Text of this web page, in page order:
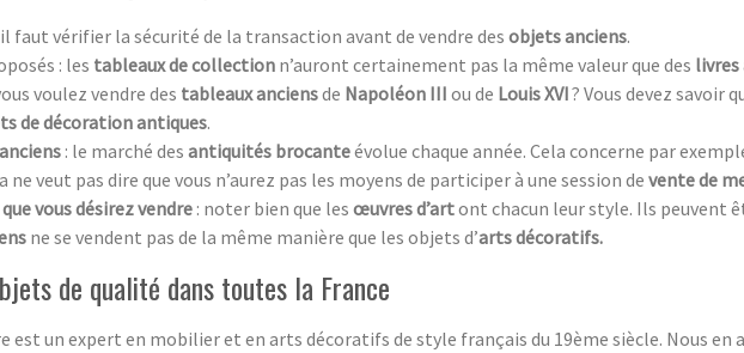
il faut vérifier la sécurité de la transaction avant de vendre des objets anciens.
: les tableaux de collection n’auront certainement pas la même valeur que des livres
voulez vendre des tableaux anciensde Napoléon III ou de Louis XVI? Vous devez savoir
de décoration antiques.
: le marché des antiquités brocanteévolue chaque année. Cela concerne par
veut pas dire que vous n’aurez pas les moyens de participer à une session de vente de
vous désirez vendre : noter bien que les œuvres d’artont chacun leur style. Ils peuvent
ne se vendent pas de la même manière que les objets d’arts décoratifs.
de qualité dans toutes la France
est un expert en mobilier et en arts décoratifs de style français du 19ème siècle. Nous en